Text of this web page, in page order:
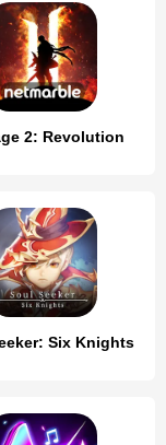
2: Revolution
Six Knights